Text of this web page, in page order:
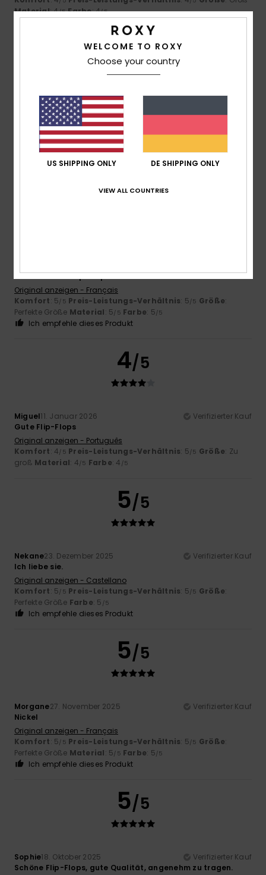
Material: 4/5 Farbe: 4/5
5/5
Client anonyme vérifié28. Januar 2026
Ihre rote Farbe macht sie zu einem echten Highlight,
außerdem sind sie sehr bequem und leicht.
Original anzeigen - Castellano
Komfort: 5/5 Preis-Leistungs-Verhältnis: 5/5 Größe: Zu
Material: 5/5 Farbe: 5
Sehr hübsche Flip-Flops. Farbe des Meeres
Original anzeigen - Français
Komfort: 5/5 Preis-Leistungs-Verhältnis: 5/5 Größe:
Perfekte Größe Material: 5/5 Farbe: 5/5
Ich empfehle dieses Produkt
4/5
Miguel11. Januar 2026
Verifizierter Kauf
Gute Flip-Flops
Original anzeigen - Português
Komfort: 4/5 Preis-Leistungs-Verhältnis: 5/5 Größe: Zu
groß Material: 4/5 Farbe: 4 /5
5/5
Nekane23. Dezember 2025
Verifizierter Kauf
Ich liebe sie.
Original anzeigen - Castellano
Komfort: 5/5 Preis-Leistungs-Verhältnis: 5/5 Größe:
Perfekte Größe Farbe: 5 /5
Ich empfehle dieses Produkt
5/5
Morgane27. November 2025
Verifizierter Kauf
Nickel
Original anzeigen - Français
Komfort: 5/5 Preis-Leistungs-Verhältnis: 5/5 Größe:
Perfekte Größe Material: 5/5 Farbe: 5/5
Ich empfehle dieses Produkt
5/5
Sophie18. Oktober 2025
Verifizierter Kauf
Schöne Flip-Flops, gute Qualität, angenehm zu tragen.
WELCOME TO ROXY
Choose your country
US SHIPPING ONLY DE SHIPPING ONLY
VIEW ALL COUNTRIES